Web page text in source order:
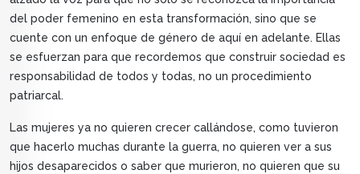
del poder femenino en esta transformación, sino que se
cuente con un enfoque de género de aquí en adelante. Ellas
se esfuerzan para que recordemos que construir sociedad es
responsabilidad de todos y todas, no un procedimiento
patriarcal.
Las mujeres ya no quieren crecer callándose, como tuvieron
que hacerlo muchas durante la guerra, no quieren ver a sus
hijos desaparecidos o saber que murieron, no quieren que su